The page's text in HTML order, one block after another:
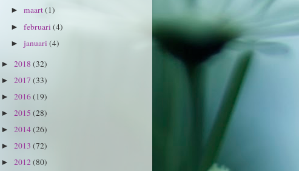
►maart(1)
►februari(4)
►januari(4)
► 2018 (32)
► 2017 (33)
► 2016(19)
► 2015 (28)
► 2014(26)
► 2013 (72)
► 2012(80)